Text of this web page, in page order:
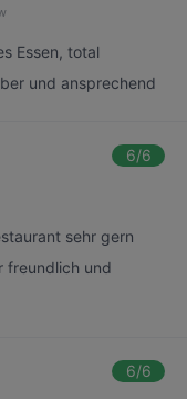
Essen, total
und ansprechend
6/6
sehr gern
freundlich und
6/6